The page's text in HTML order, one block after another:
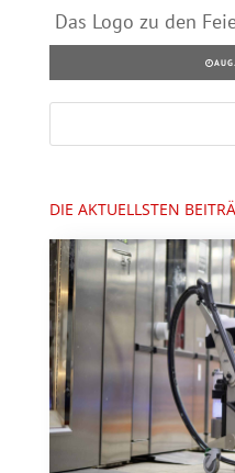
Das Logo zu den
DIE AKTUELLSTEN